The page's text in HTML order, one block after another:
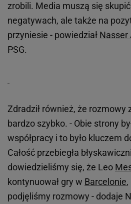
zrobili. Media muszą się
negatywach, ale także na
przyniesie - powiedział Nasser
PSG.
Zdradził również, że rozmowy
bardzo szybko. - Obie strony
współpracy i to było kluczem
Całość przebiegła
dowiedzieliśmy się, że Leo
kontynuował gry w Barcelonie
podjęliśmy rozmowy - dodaje